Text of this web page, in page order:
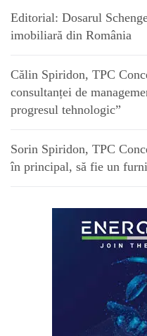
Editorial: Dosarul
imobiliară din România
Călin Spiridon, TPC
consultanței de
progresul tehnologic”
Sorin Spiridon, TPC
în principal, să fie un